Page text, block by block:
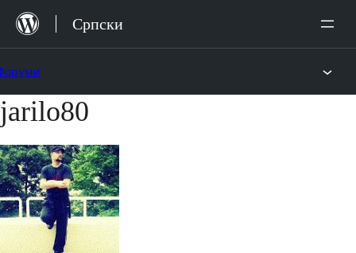
Скочи
Српски
Скочи
на
садржај
jarilo80